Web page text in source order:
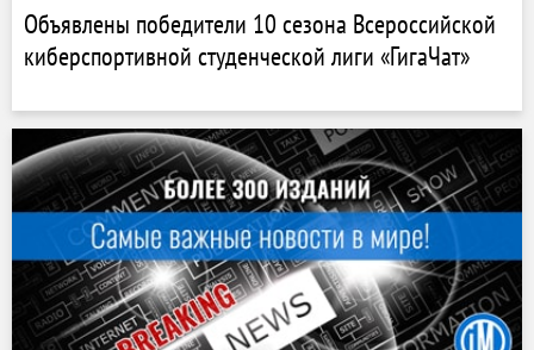
Объявлены победители 10 сезона Всероссийской
киберспортивной студенческой лиги «ГигаЧат»